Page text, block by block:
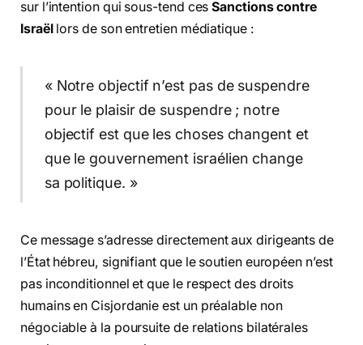
sur l’intention qui sous-tend cesSanctions contre
Israëllors de son entretien médiatique :
« Notre objectif n’est pas de suspendre
pour le plaisir de suspendre ; notre
objectif est que les choses changent et
que le gouvernement israélien change
sa politique. »
Ce message s’adresse directement aux dirigeants de
l’État hébreu, signifiant que le soutien européen n’est
pas inconditionnel et que le respect des droits
humains en Cisjordanie est un préalable non
négociable à la poursuite de relations bilatérales